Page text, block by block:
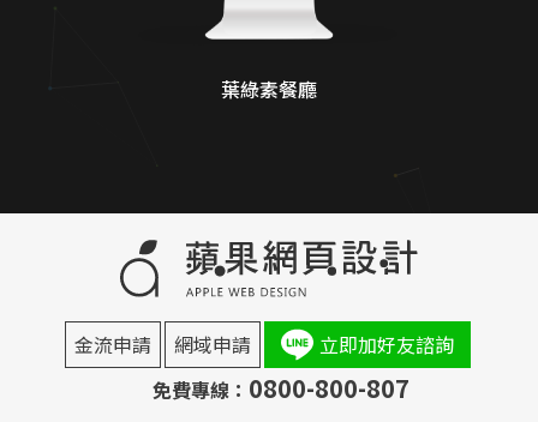
葉綠素餐廳
金流申請 網域申請
立即加好友諮詢
免費專線： 0800-800-807